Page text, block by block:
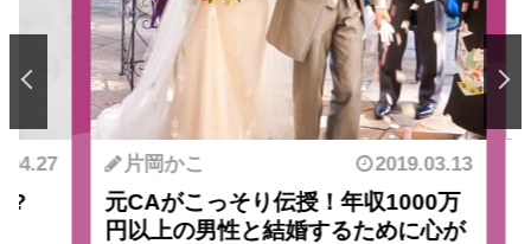
片岡かこ 2019.03.13
元CAがこっそり伝授！年収1000万
円以上の男性と結婚するために心が